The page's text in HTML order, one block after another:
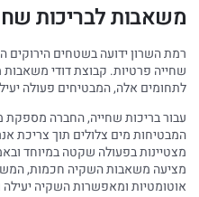
משאבות לבריכות
רמת השרון ידועה בשטחים הירוקים
שחייה פרטיות. קבוצת דודי משאבות
לתחומים אלה, המבטיחים פעולה
עבור בריכות שחייה, החברה מספקת
המבטיחות מים צלולים תוך צריכת
מצטיינות בפעולה שקטה במיוחד
מציעה משאבות השקיה חכמות,
אוטומטיות ומאפשרות השקיה יעילה